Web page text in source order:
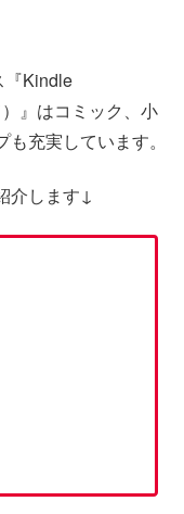
『Kindle
』はコミック、小
充実しています。
介します↓